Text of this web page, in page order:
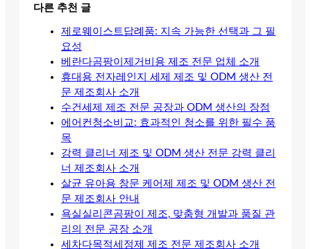
다른 추천 글
제로웨이스트답례품: 지속 가능한 선택과 그 필
요성
베란다곰팡이제거비용 제조 전문 업체 소개
휴대용 전자레인지 세제 제조 및 ODM 생산 전
문 제조회사 소개
수건세제 제조 전문 공장과 ODM 생산의 장점
에어컨청소비교: 효과적인 청소를 위한 필수 품
목
강력 클리너 제조 및 ODM 생산 전문 강력 클리
너 제조회사 소개
살균 유아용 창문 케어제 제조 및 ODM 생산 전
문 제조회사 안내
욕실실리콘곰팡이 제조, 맞춤형 개발과 품질 관
리의 전문 공장 소개
세차다목적세정제 제조 전문 제조회사 소개